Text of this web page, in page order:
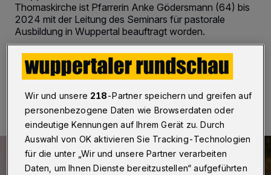
Thomaskirche ist Pfarrerin Anke Gödersmann (64) bis
2024 mit der Leitung des Seminars für pastorale
Ausbildung in Wuppertal beauftragt worden.
14.12.2022 , 10:00 Uhr 2 Minuten Lesezeit
Wir und unsere 218-Partner speichern und greifen auf
personenbezogene Daten wie Browserdaten oder
eindeutige Kennungen auf Ihrem Gerät zu. Durch
Auswahl von OK aktivieren Sie Tracking-Technologien
für die unter „Wir und unsere Partner verarbeiten
Daten, um Ihnen Dienste bereitzustellen“ aufgeführten